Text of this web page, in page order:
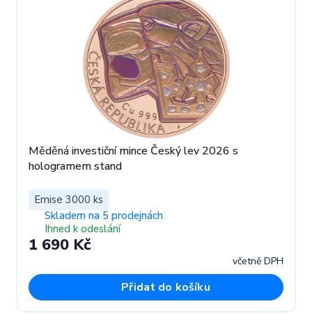
Měděná investiční mince Český lev 2026 s
hologramem stand
Emise 3000 ks
Skladem na 5 prodejnách
Ihned k odeslání
1 690 Kč
včetně DPH
Přidat do košíku